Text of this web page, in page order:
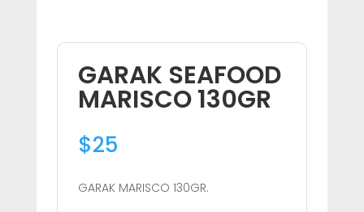
GARAK SEAFOOD
MARISCO 130GR
$25
GARAK MARISCO 130GR.